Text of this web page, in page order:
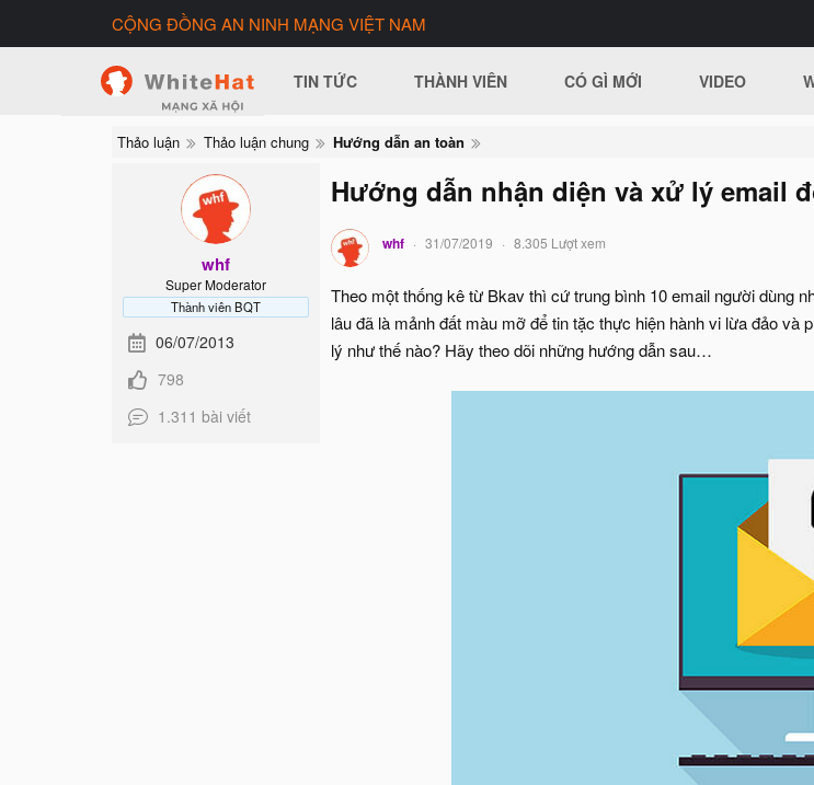
CỘNG ĐỒNG AN NINH MẠNG VIỆT NAM
TIN TỨC THÀNH VIÊN CÓ GÌ MỚI VIDEO
Thảo luận Thảo luận chung Hướng dẫn an toàn
whf
Super Moderator
Thành viên BQT
06/07/2013
798
1.311 bài viết
Hướng dẫn nhận diện và xử lý email
whf 31/07/2019 8.305 Lượt xem
Theo một thống kê từ Bkav thì cứ trung bình 10 email người dùng
lâu đã là mảnh đất màu mỡ để tin tặc thực hiện hành vi lừa đảo
lý như thế nào? Hãy theo dõi những hướng dẫn sau…